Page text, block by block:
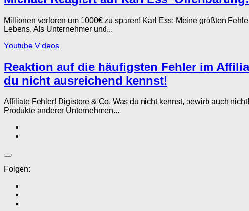
Millionen verloren um 1000€ zu sparen! Karl Ess: Meine größten
Lebens. Als Unternehmer und...
Youtube Videos
Reaktion auf die häufigsten Fehler im
du nicht ausreichend kennst!
Affiliate Fehler! Digistore & Co. Was du nicht kennst, bewirb auch
Produkte anderer Unternehmen...
Folgen: